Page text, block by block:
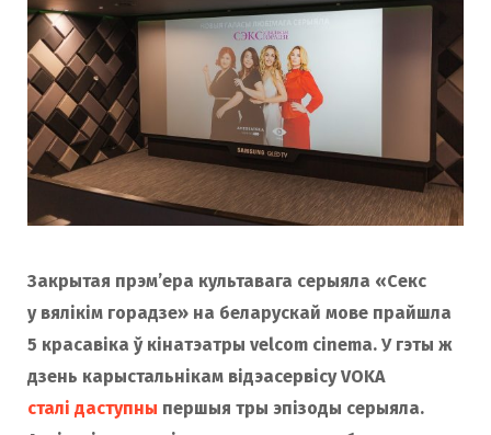
Закрытая прэм’ера культавага серыяла «Секс
у вялікім горадзе» на беларускай мове прайшла
5 красавіка ў кінатэатры velcom cinema. У гэты ж
дзень карыстальнікам відэасервісу VOKA
сталі даступны першыя тры эпізоды серыяла.